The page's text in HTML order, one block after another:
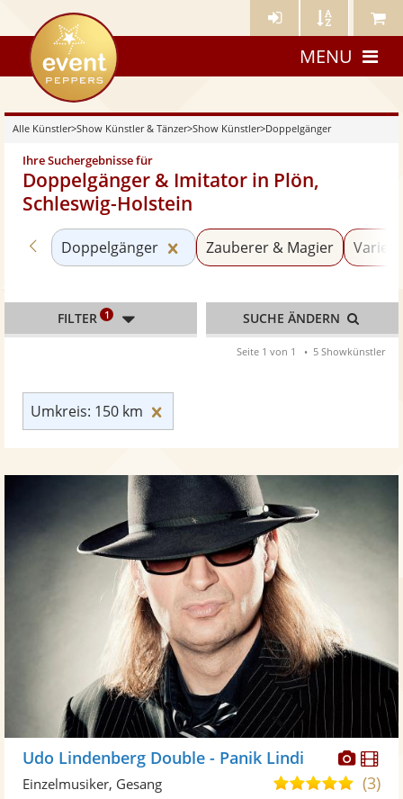
Künstler- Künstler Meine
eventpeppers
MENU
Alle Künstler>Show Künstler & Tänzer>Show Künstler>Doppelgänger
Ihre Suchergebnisse für
Doppelgänger & Imitator in Plön,
Schleswig-Holstein
Zurück zu «Show Künstler»
Doppelgänger Kategorie «Doppelgänger»
Zauberer & Magier
Umkreis: 150 km
FILTER 1 SUCHE ÄNDERN
Seite 1 von 1 5 Showkünstler
Udo Lindenberg Double - Panik Lindi
5,0(3)
Einzelmusiker, Gesang